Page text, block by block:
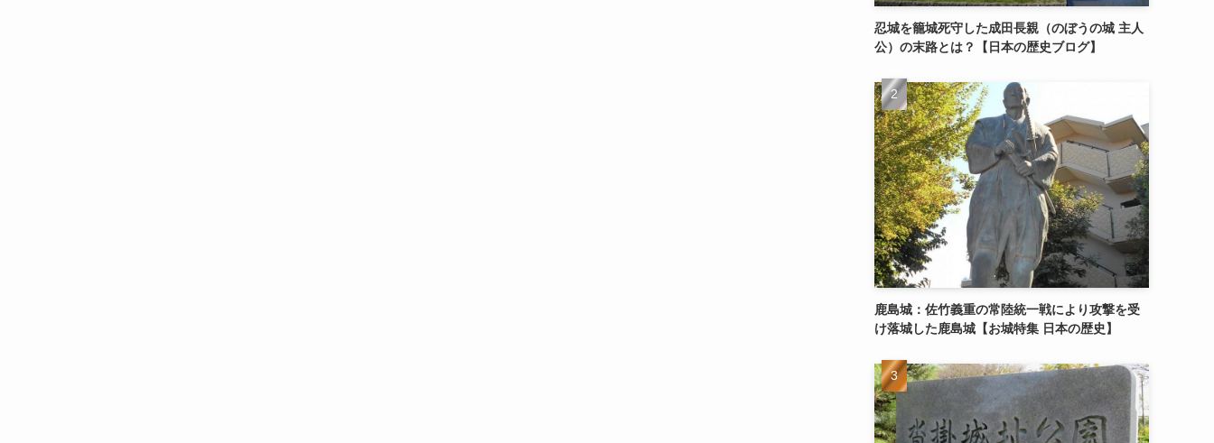
忍城を籠城死守した成田長親（のぼうの城 主人
公）の末路とは？【日本の歴史ブログ】
鹿島城：佐竹義重の常陸統一戦により攻撃を受
け落城した鹿島城【お城特集 日本の歴史】